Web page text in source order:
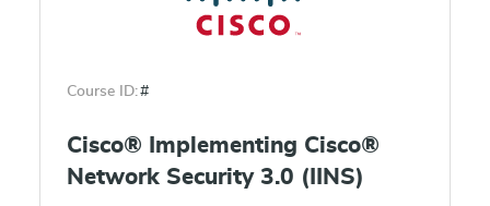
Course ID:#
Cisco® Implementing Cisco®
Network Security 3.0 (IINS)